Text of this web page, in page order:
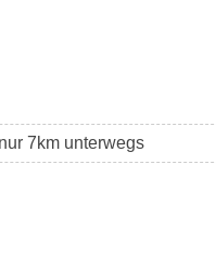
7km unterwegs